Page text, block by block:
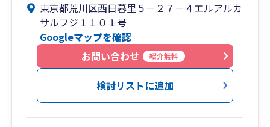
東京都荒川区西日暮里５－２７－４エルアルカ
サルフジ１１０１号
Googleマップを確認
お問い合わせ
紹介無料
検討リストに追加